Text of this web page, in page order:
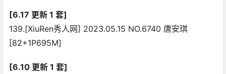
[6.17 更新 1 套]
139.[XiuRen秀人网] 2023.05.15 NO.6740 唐安琪
[82+1P695M]
[6.10 更新 1 套]